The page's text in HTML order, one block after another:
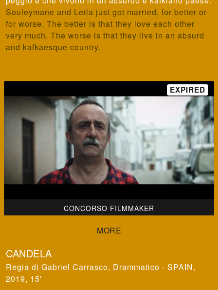
Souleymane and Leila just got married, for better or
for worse. The better is that they love each other
very much. The worse is that they live in an absurd
and kafkaesque country.
CONCORSO FILMMAKER
CANDELA
Gabriel Carrasco, Drammatico - SPAIN,
2019, 15'